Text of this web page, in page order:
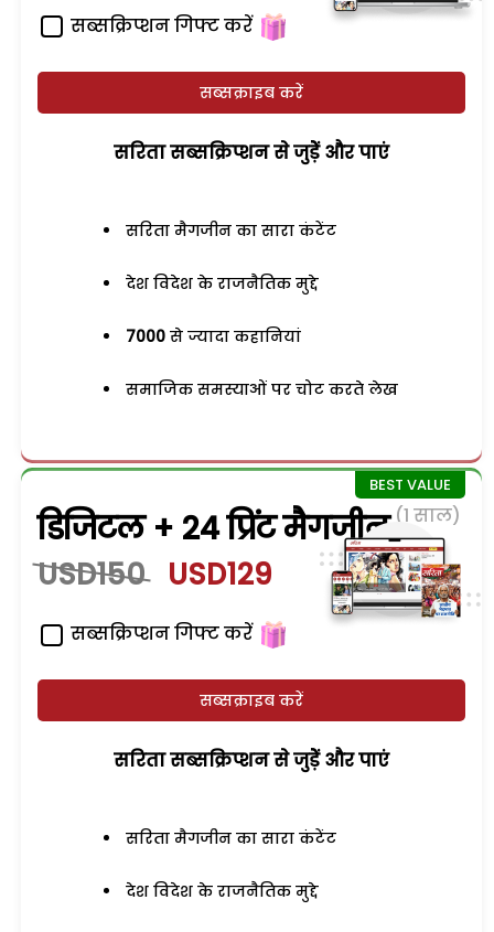
सब्सक्रिप्शन गिफ्ट करें
सब्सक्राइब करें
सरिता सब्सक्रिप्शन से जुड़ेें और पाएं
सरिता मैगजीन का सारा कंटेंट
देश विदेश के राजनैतिक मुद्दे
7000 से ज्यादा कहानियां
समाजिक समस्याओं पर चोट करते लेख
डिजिटल + 24 प्रिंट मैगजीन (1 साल)
USD150 USD129
सब्सक्रिप्शन गिफ्ट करें
सब्सक्राइब करें
सरिता सब्सक्रिप्शन से जुड़ेें और पाएं
सरिता मैगजीन का सारा कंटेंट
देश विदेश के राजनैतिक मुद्दे